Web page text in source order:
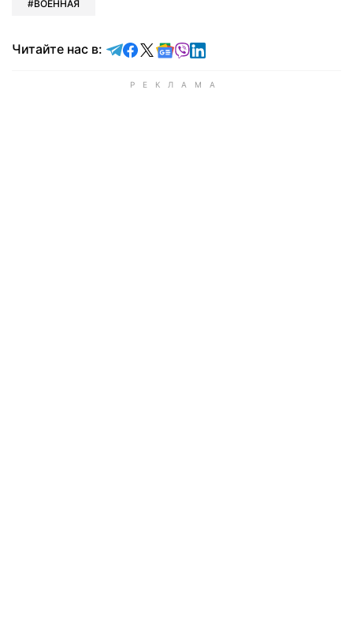
ВОЕННАЯ
Читайте нас в: Читайте в Telegram
Читайте в Facebook
Читайте в X
Читайте в Google news
Читайте в Viber
Читайте в LinkedIn